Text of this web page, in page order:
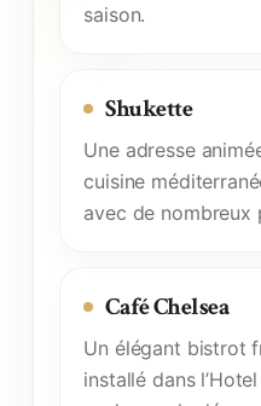
saison.
Shukette
Une adresse
cuisine
avec de nombreux
Café Chelsea
Un élégant bistrot
installé dans